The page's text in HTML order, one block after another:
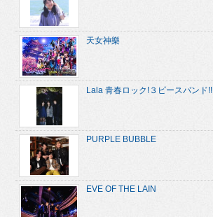
天女神樂
Lala 青春ロック!３ピースバンド!!
PURPLE BUBBLE
EVE OF THE LAIN